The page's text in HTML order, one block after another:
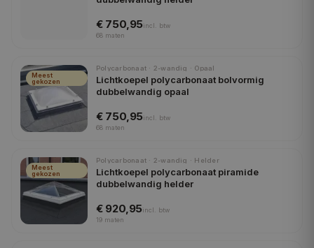
€ 750,95incl.
btw
68 maten
Meest
gekozen
Polycarbonaat · 2-wandig · Opaal
Lichtkoepel polycarbonaat bolvormig
dubbelwandig opaal
€ 750,95incl.
btw
68 maten
Meest
gekozen
Polycarbonaat · 2-wandig · Helder
Lichtkoepel polycarbonaat piramide
dubbelwandig helder
€ 920,95incl.
btw
19 maten